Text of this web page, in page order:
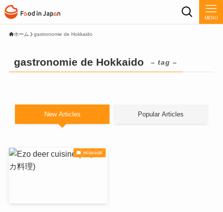
MENU
ホーム gastronomie de Hokkaido
gastronomie de Hokkaido – tag –
New Articles Popular Articles
Hokkaidō